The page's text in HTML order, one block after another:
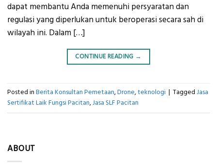
dapat membantu Anda memenuhi persyaratan dan
regulasi yang diperlukan untuk beroperasi secara sah di
wilayah ini. Dalam […]
CONTINUE READING →
Posted in Berita Konsultan Pemetaan,Drone,teknologi | Tagged Jasa
Sertifikat Laik Fungsi Pacitan,Jasa SLF Pacitan
ABOUT